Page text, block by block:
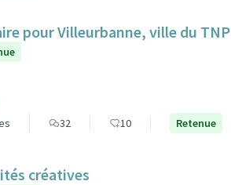
pour Villeurbanne, ville du TNP
32 10 Retenue
créatives